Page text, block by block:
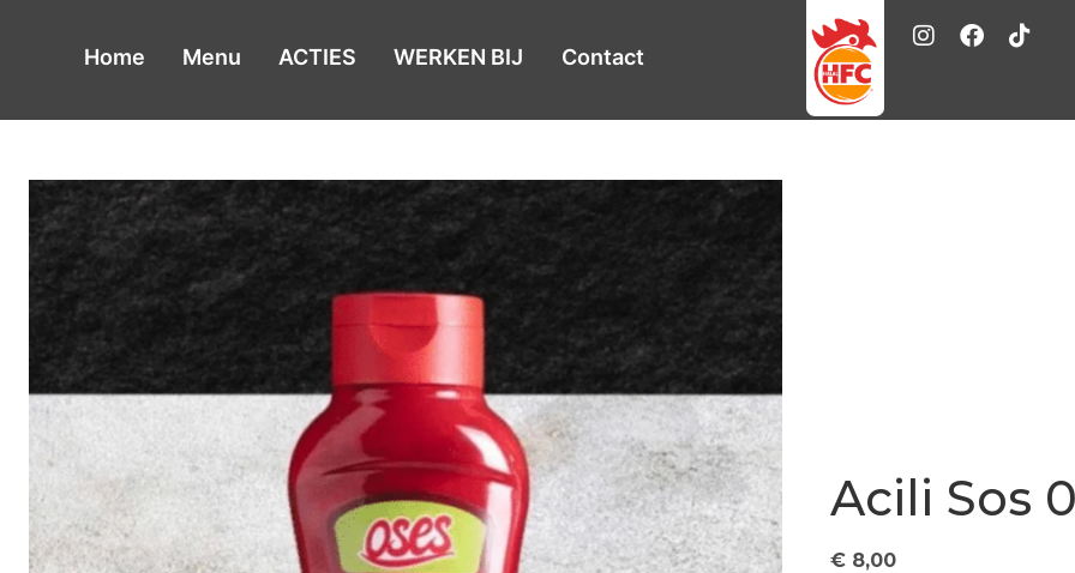
Home Menu ACTIES WERKEN BIJ Contact
Acili Sos
€ 8,00